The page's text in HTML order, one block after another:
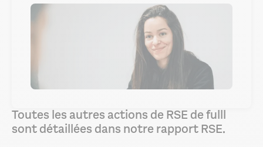
Toutes les autres actions de RSE de fulll
sont détaillées dans notre rapport RSE.